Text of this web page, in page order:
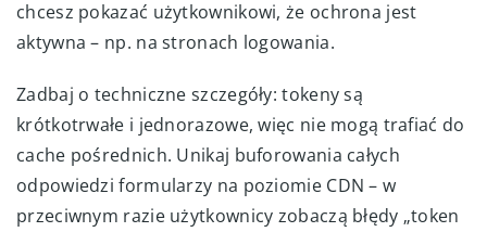
chcesz pokazać użytkownikowi, że ochrona jest
aktywna – np. na stronach logowania.
Zadbaj o techniczne szczegóły: tokeny są
krótkotrwałe i jednorazowe, więc nie mogą trafiać do
cache pośrednich. Unikaj buforowania całych
odpowiedzi formularzy na poziomie CDN – w
przeciwnym razie użytkownicy zobaczą błędy „token